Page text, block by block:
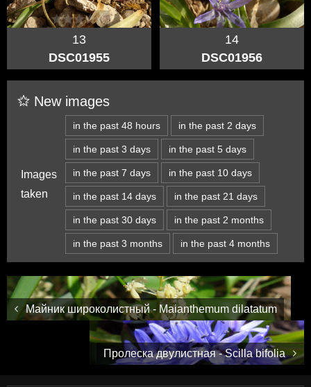
13
DSC01955
14
DSC01956
New images
Images
taken
in the past 48 hours in the past 2 days
in the past 3 days in the past 5 days
in the past 7 days in the past 10 days
in the past 14 days in the past 21 days
in the past 30 days in the past 2 months
in the past 3 months in the past 4 months
Майник широколистный - Maianthemum dilatatum
Пролеска двулистная - Scilla bifolia